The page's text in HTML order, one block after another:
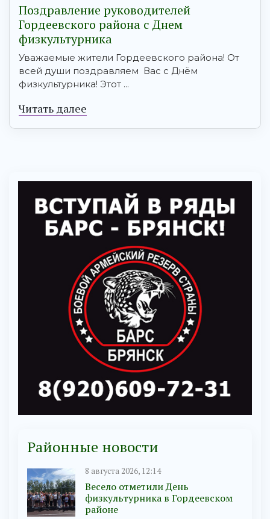
Поздравление руководителей
Гордеевского района с Днем
физкультурника
Уважаемые жители Гордеевского района! От
всей души поздравляем Вас с Днём
физкультурника! Этот ...
Читать далее
Районные новости
8 августа 2026, 12:14
Весело отметили День
физкультурника в Гордеевском
районе